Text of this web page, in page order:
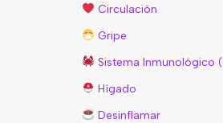
Circulación
Gripe
Sistema Inmunológico
Hígado
Desinflamar